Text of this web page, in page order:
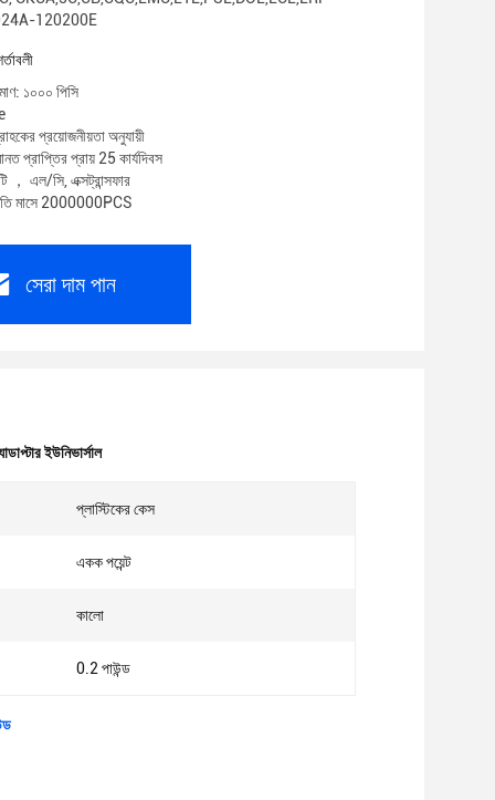
120200E
১০০০ পিসি
প্রয়োজনীয়তা অনুযায়ী
প্রাপ্তির প্রায় 25 কার্যদিবস
， এল/সি, এক্সট্রান্সফার
মাসে 2000000PCS
সেরা দাম পান
ইউনিভার্সাল
প্লাস্টিকের কেস
একক পয়েন্ট
কালো
0.2 পাউন্ড